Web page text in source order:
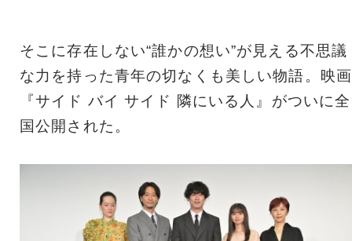
そこに存在しない“誰かの想い”が見える不思議
な力を持った青年の切なくも美しい物語。映画
『サイド バイ サイド 隣にいる人』がついに全
国公開された。